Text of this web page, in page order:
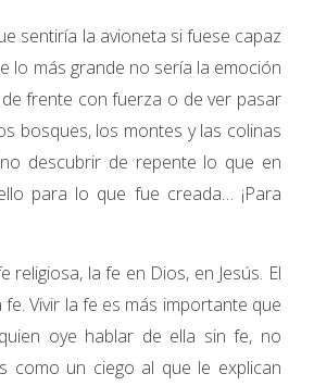
sentiría la avioneta si fuese capaz
lo más grande no sería la emoción
frente con fuerza o de ver pasar
bosques, los montes y las colinas
descubrir de repente lo que en
para lo que fue creada… ¡Para
religiosa, la fe en Dios, en Jesús. El
fe. Vivir la fe es más importante que
oye hablar de ella sin fe, no
como un ciego al que le explican